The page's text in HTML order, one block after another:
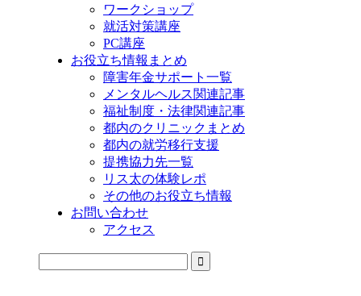
ワークショップ
就活対策講座
PC講座
お役立ち情報まとめ
障害年金サポート一覧
メンタルヘルス関連記事
福祉制度・法律関連記事
都内のクリニックまとめ
都内の就労移行支援
提携協力先一覧
リス太の体験レポ
その他のお役立ち情報
お問い合わせ
アクセス